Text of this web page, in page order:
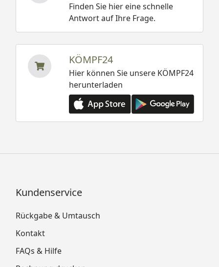
Finden Sie hier eine schnelle
Antwort auf Ihre Frage.
KÖMPF24
Hier können Sie unsere KÖMPF24
herunterladen
Kundenservice
Rückgabe & Umtausch
Kontakt
FAQs & Hilfe